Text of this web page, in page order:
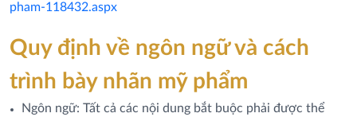
pham-118432.aspx
Quy định về ngôn ngữ và cách
trình bày nhãn mỹ phẩm
Ngôn ngữ: Tất cả các nội dung bắt buộc phải được thể